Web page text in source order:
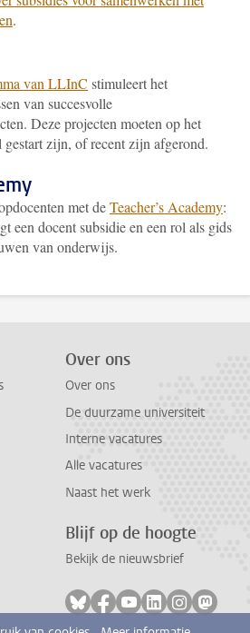
.
van LLInC stimuleert het
van succesvolle
Deze projecten moeten op het
gestart zijn, of recent zijn afgerond.
met deTeacher’s Academy:
een docent subsidie en een rol als gids
van onderwijs.
Over ons
Over ons
De duurzame universiteit
Interne vacatures
Alle vacatures
Naast het werk
Blijf op de hoogte
Bekijk de nieuwsbrief
Volg ons op bluesky
Volg ons op facebook
Volg ons op
Volg ons op
Volg ons
Volg